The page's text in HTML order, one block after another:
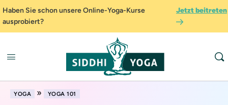
Haben Sie schon unsere Online-Yoga-Kurse
ausprobiert?
Jetzt beitreten
YOGA » YOGA 101